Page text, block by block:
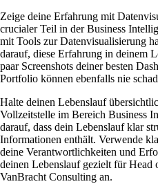
Zeige deine Erfahrung mit
crucialer Teil in der Business
mit Tools zur Datenvisualisierung
darauf, diese Erfahrung in deinem
paar Screenshots deiner besten
Portfolio können ebenfalls nie
Halte deinen Lebenslauf
Vollzeitstelle im Bereich Business
darauf, dass dein Lebenslauf klar
Informationen enthält. Verwende
deine Verantwortlichkeiten und
deinen Lebenslauf gezielt für
VanBracht Consulting an.